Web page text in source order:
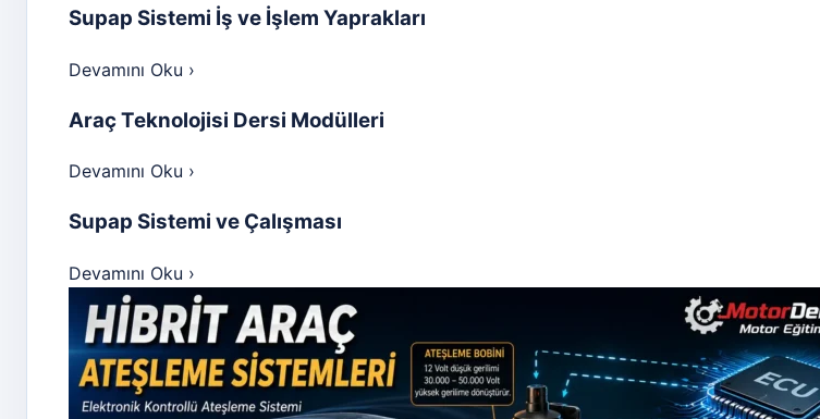
Supap Sistemi İş ve İşlem Yaprakları
Devamını Oku ›
Araç Teknolojisi Dersi Modülleri
Devamını Oku ›
Supap Sistemi ve Çalışması
Devamını Oku ›